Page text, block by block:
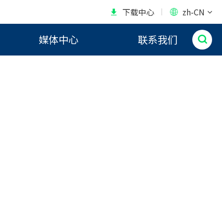
 下载中心  zh-CN
媒体中心 联系我们 
+
行业需求